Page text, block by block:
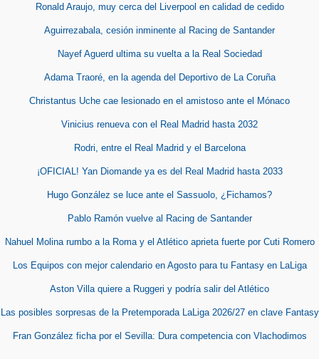
Ronald Araujo, muy cerca del Liverpool en calidad de cedido
Aguirrezabala, cesión inminente al Racing de Santander
Nayef Aguerd ultima su vuelta a la Real Sociedad
Adama Traoré, en la agenda del Deportivo de La Coruña
Christantus Uche cae lesionado en el amistoso ante el Mónaco
Vinicius renueva con el Real Madrid hasta 2032
Rodri, entre el Real Madrid y el Barcelona
¡OFICIAL! Yan Diomande ya es del Real Madrid hasta 2033
Hugo González se luce ante el Sassuolo, ¿Fichamos?
Pablo Ramón vuelve al Racing de Santander
Nahuel Molina rumbo a la Roma y el Atlético aprieta fuerte por Cuti Romero
Los Equipos con mejor calendario en Agosto para tu Fantasy en LaLiga
Aston Villa quiere a Ruggeri y podría salir del Atlético
Las posibles sorpresas de la Pretemporada LaLiga 2026/27 en clave Fantasy
Fran González ficha por el Sevilla: Dura competencia con Vlachodimos